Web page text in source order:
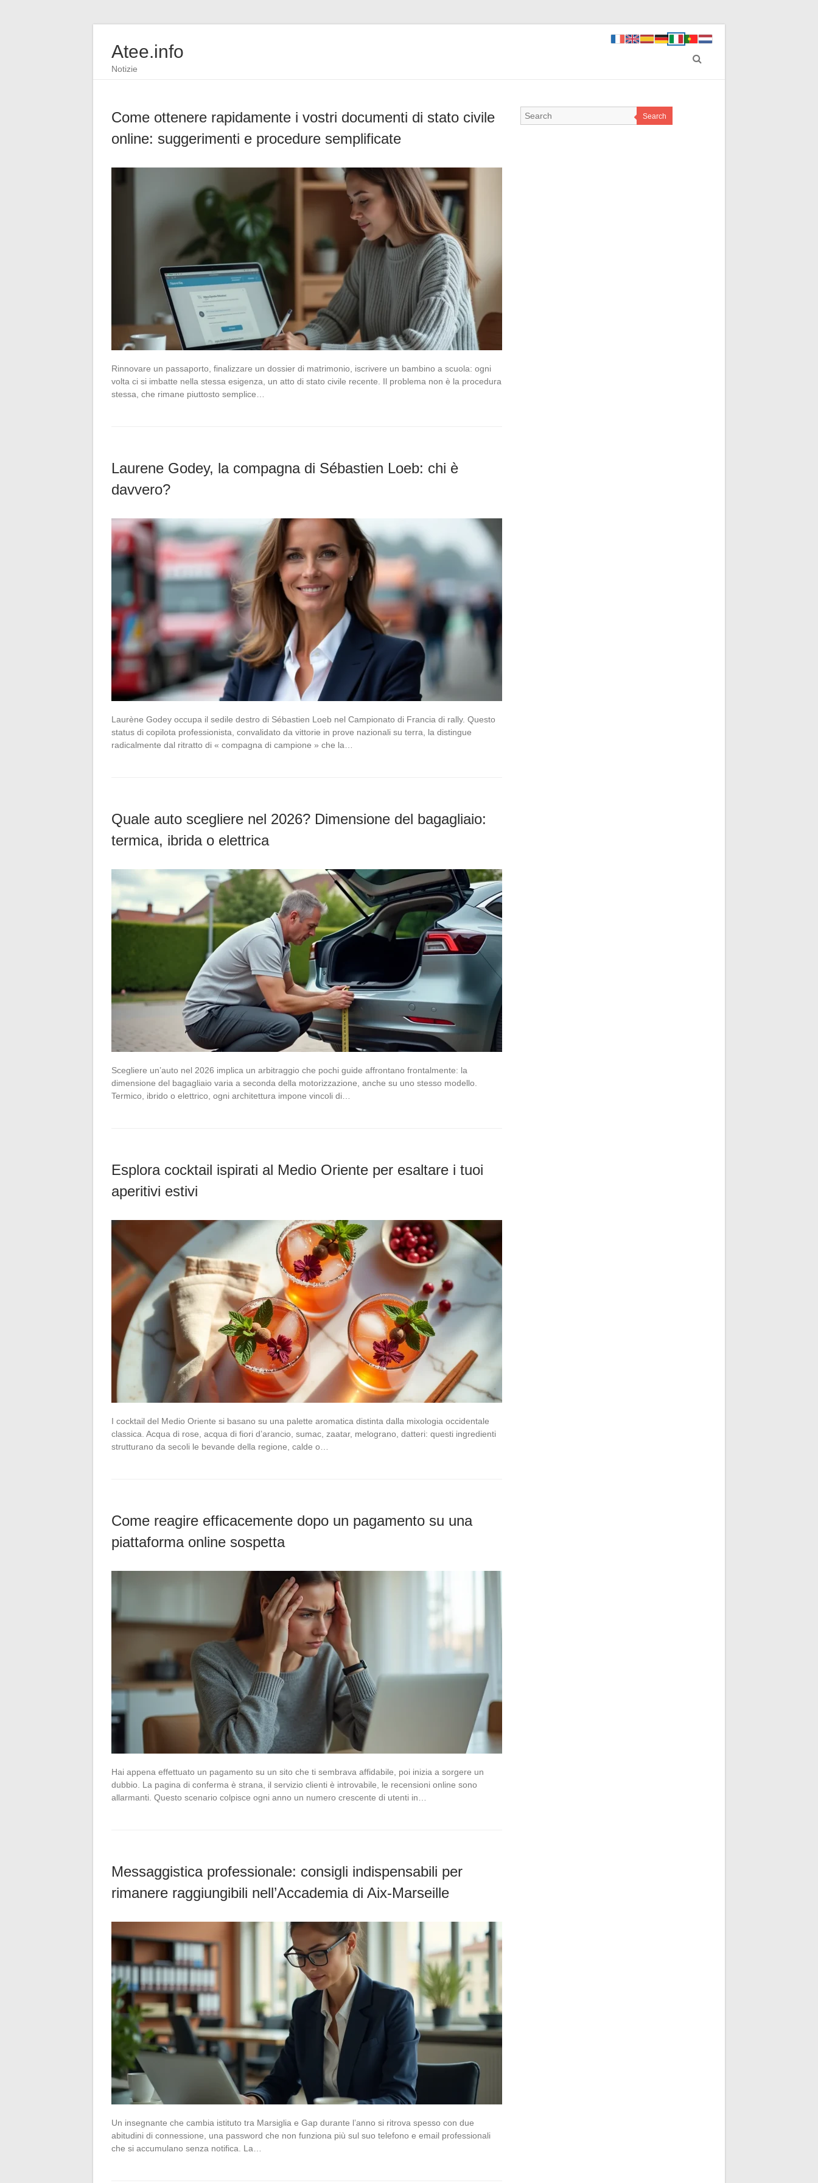
Atee.info
Notizie
Come ottenere rapidamente i vostri documenti di stato civile
online: suggerimenti e procedure semplificate
Rinnovare un passaporto, finalizzare un dossier di matrimonio, iscrivere un bambino a scuola: ogni
volta ci si imbatte nella stessa esigenza, un atto di stato civile recente. Il problema non è la procedura
stessa, che rimane piuttosto semplice…
Laurene Godey, la compagna di Sébastien Loeb: chi è
davvero?
Laurène Godey occupa il sedile destro di Sébastien Loeb nel Campionato di Francia di rally. Questo
status di copilota professionista, convalidato da vittorie in prove nazionali su terra, la distingue
radicalmente dal ritratto di « compagna di campione » che la…
Quale auto scegliere nel 2026? Dimensione del bagagliaio:
termica, ibrida o elettrica
Scegliere un’auto nel 2026 implica un arbitraggio che pochi guide affrontano frontalmente: la
dimensione del bagagliaio varia a seconda della motorizzazione, anche su uno stesso modello.
Termico, ibrido o elettrico, ogni architettura impone vincoli di…
Esplora cocktail ispirati al Medio Oriente per esaltare i tuoi
aperitivi estivi
I cocktail del Medio Oriente si basano su una palette aromatica distinta dalla mixologia occidentale
classica. Acqua di rose, acqua di fiori d’arancio, sumac, zaatar, melograno, datteri: questi ingredienti
strutturano da secoli le bevande della regione, calde o…
Come reagire efficacemente dopo un pagamento su una
piattaforma online sospetta
Hai appena effettuato un pagamento su un sito che ti sembrava affidabile, poi inizia a sorgere un
dubbio. La pagina di conferma è strana, il servizio clienti è introvabile, le recensioni online sono
allarmanti. Questo scenario colpisce ogni anno un numero crescente di utenti in…
Messaggistica professionale: consigli indispensabili per
rimanere raggiungibili nell’Accademia di Aix-Marseille
Un insegnante che cambia istituto tra Marsiglia e Gap durante l’anno si ritrova spesso con due
abitudini di connessione, una password che non funziona più sul suo telefono e email professionali
che si accumulano senza notifica. La…
Search